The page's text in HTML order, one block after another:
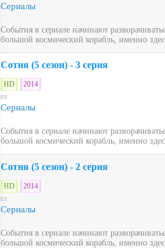
Сериалы
События в сериале начинают
большой космический корабль, именно
Сотня (5 сезон) - 3 серия
HD 2014
Сериалы
События в сериале начинают
большой космический корабль, именно
Сотня (5 сезон) - 2 серия
HD 2014
Сериалы
События в сериале начинают
большой космический корабль, именно